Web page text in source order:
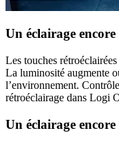
Un éclairage
Les touches
La luminosité augmente
l’environnement.
rétroéclairage dans Logi
Un éclairage